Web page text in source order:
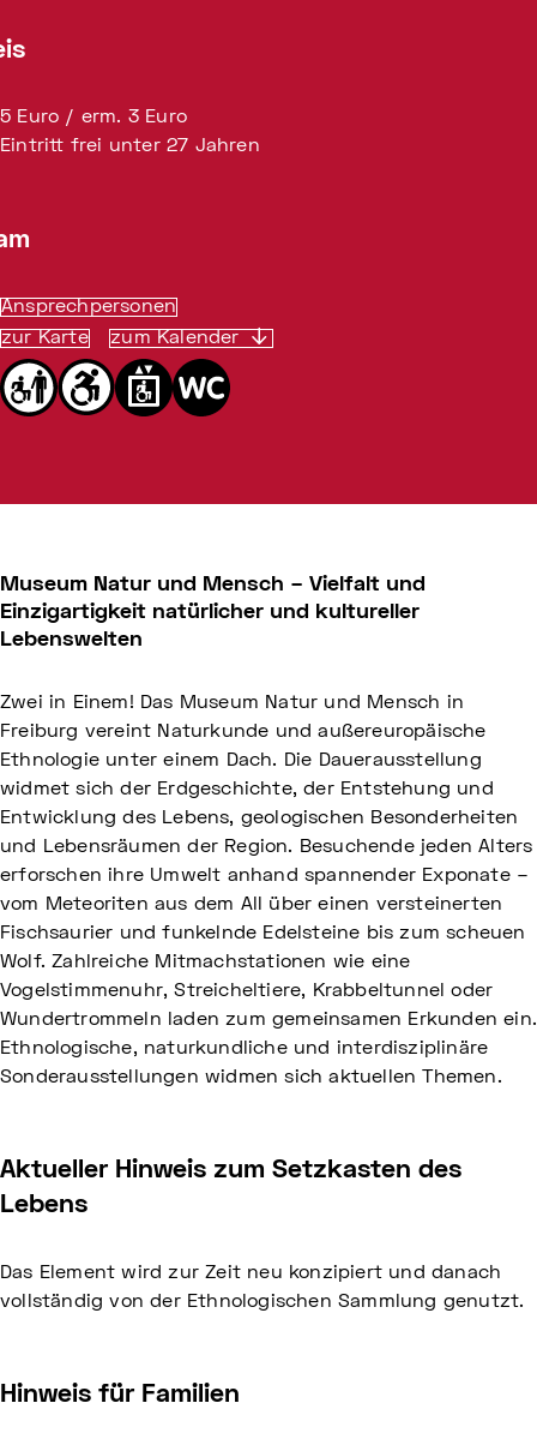
5 Euro / erm. 3 Euro
Eintritt frei unter 27 Jahren
Ansprechpersonen
zur Karte
zum Kalender
Museum Natur und Mensch – Vielfalt und
Einzigartigkeit natürlicher und kultureller
Lebenswelten
Zwei in Einem! Das Museum Natur und Mensch in
Freiburg vereint Naturkunde und außereuropäische
Ethnologie unter einem Dach. Die Dauerausstellung
widmet sich der Erdgeschichte, der Entstehung und
Entwicklung des Lebens, geologischen Besonderheiten
und Lebensräumen der Region. Besuchende jeden Alters
erforschen ihre Umwelt anhand spannender Exponate –
vom Meteoriten aus dem All über einen versteinerten
Fischsaurier und funkelnde Edelsteine bis zum scheuen
Wolf. Zahlreiche Mitmachstationen wie eine
Vogelstimmenuhr, Streicheltiere, Krabbeltunnel oder
Wundertrommeln laden zum gemeinsamen Erkunden ein.
Ethnologische, naturkundliche und interdisziplinäre
Sonderausstellungen widmen sich aktuellen Themen.
Aktueller Hinweis zum Setzkasten des
Lebens
Das Element wird zur Zeit neu konzipiert und danach
vollständig von der Ethnologischen Sammlung genutzt.
Hinweis für Familien